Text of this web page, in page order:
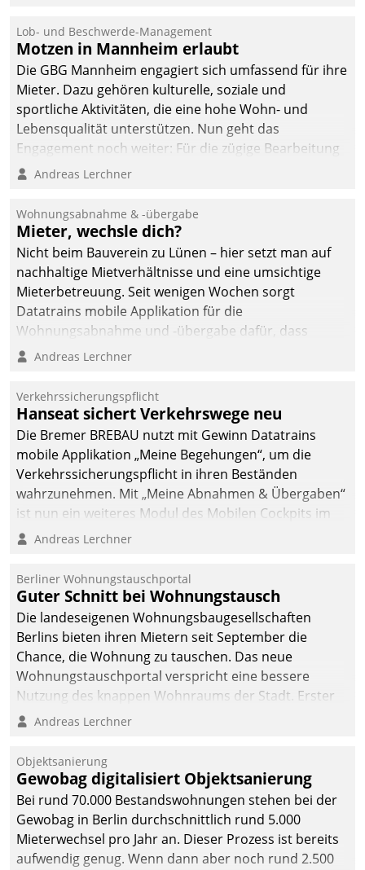
Lob- und Beschwerde-Management
Motzen in Mannheim erlaubt
Die GBG Mannheim engagiert sich umfassend für ihre
Mieter. Dazu gehören kulturelle, soziale und
sportliche Aktivitäten, die eine hohe Wohn- und
Lebensqualität unterstützen. Nun geht das
Engagement noch weiter: Für die zügige Bearbeitung
von Beschwerden – oder Lob – richtet das
und Beschwerde-Management einen eigenen Kanal
ein.
Andreas Lerchner
Wohnungsabnahme & -übergabe
Mieter, wechsle dich?
Nicht beim Bauverein zu Lünen – hier setzt man auf
nachhaltige Mietverhältnisse und eine umsichtige
Mieterbetreuung. Seit wenigen Wochen sorgt
Datatrains mobile Applikation für die
Wohnungsabnahme und -übergabe dafür, dass
Mieter wohlgeordnet kommen und, so es sein muss,
Andreas Lerchner
Verkehrssicherungspflicht
Hanseat sichert Verkehrswege neu
Die Bremer BREBAU nutzt mit Gewinn Datatrains
mobile Applikation „Meine Begehungen“, um die
Verkehrssicherungspflicht in ihren Beständen
wahrzunehmen. Mit „Meine Abnahmen & Übergaben“
ist nun ein weiteres Modul des Mobilen Cockpits im
Einsatz.
Andreas Lerchner
Berliner Wohnungstauschportal
Guter Schnitt bei Wohnungstausch
Die landeseigenen Wohnungsbaugesellschaften
Berlins bieten ihren Mietern seit September die
Chance, die Wohnung zu tauschen. Das neue
Wohnungstauschportal verspricht eine bessere
Nutzung des knappen Wohnraums der Stadt. Erster
Anwendungsfall für Datatrains Lösung API-Hub mit
Unternehmen.
Andreas Lerchner
Objektsanierung
Gewobag digitalisiert Objektsanierung
Bei rund 70.000 Bestandswohnungen stehen bei der
Gewobag in Berlin durchschnittlich rund 5.000
Mieterwechsel pro Jahr an. Dieser Prozess ist bereits
aufwendig genug. Wenn dann aber noch rund 2.500